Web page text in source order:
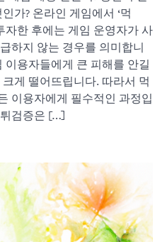
가? 온라인 게임에서 ‘먹
자한 후에는 게임 운영자가 사
하지 않는 경우를 의미합니
이용자들에게 큰 피해를 안길
게 떨어뜨립니다. 따라서 먹
이용자에게 필수적인 과정입
검증은 […]